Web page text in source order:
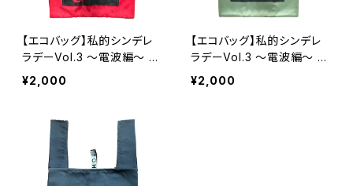
【エコバッグ】私的シンデレ
ラデーVol.3 〜電波編〜 /
レッド
¥2,000
【エコバッグ】私的シンデレ
ラデーVol.3 〜電波編〜 /
カーキ
¥2,000